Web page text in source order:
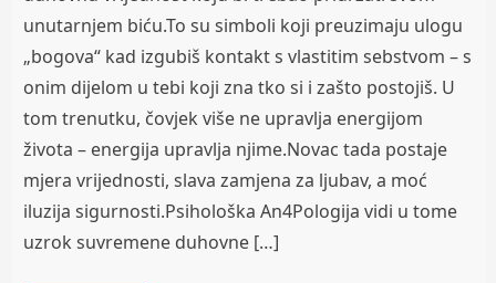
unutarnjem biću.To su simboli koji preuzimaju ulogu
„bogova“ kad izgubiš kontakt s vlastitim sebstvom – s
onim dijelom u tebi koji zna tko si i zašto postojiš. U
tom trenutku, čovjek više ne upravlja energijom
života – energija upravlja njime.Novac tada postaje
mjera vrijednosti, slava zamjena za ljubav, a moć
iluzija sigurnosti.Psihološka An4Pologija vidi u tome
uzrok suvremene duhovne […]